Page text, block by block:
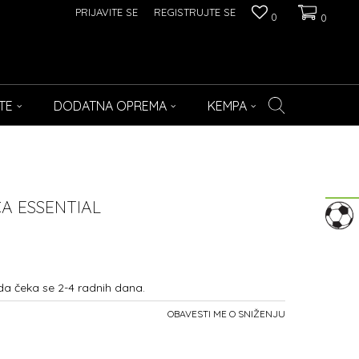
0
0
PRIJAVITE SE REGISTRUJTE SE
DODATNA OPREMA KEMPA
ESSENTIAL
čeka se 2-4 radnih dana.
OBAVESTI ME O SNIŽENJU